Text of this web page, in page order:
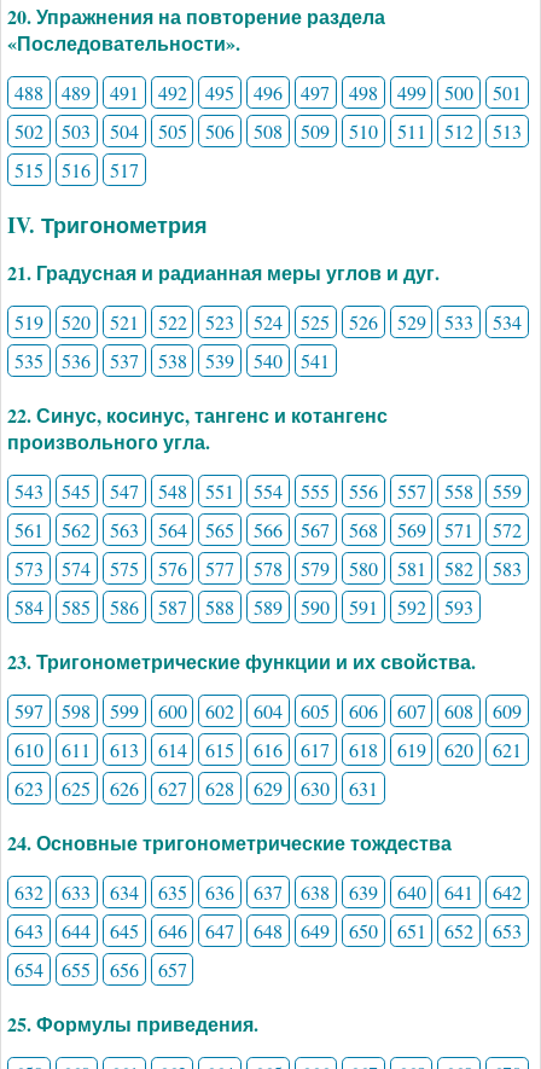
20. Упражнения на повторение раздела
«Последовательности».
488 489 491 492 495 496 497 498 499 500
501
502
503 504 505 506 508 509 510 511 512
513
515
516 517
IV. Тригонометрия
21. Градусная и радианная меры углов и дуг.
519 520 521 522 523 524 525 526 529 533
534
535
536 537 538 539 540 541
22. Синус, косинус, тангенс и котангенс
произвольного угла.
543 545 547 548 551 554 555 556 557 558
559
561
562 563 564 565 566 567 568 569 571
572
573
574 575 576 577 578 579 580 581 582
583
584
585 586 587 588 589 590 591 592 593
23. Тригонометрические функции и их свойства.
597 598 599 600 602 604 605 606 607 608
609
610
611 613 614 615 616 617 618 619 620
621
623
625 626 627 628 629 630 631
24. Основные тригонометрические тождества
632 633 634 635 636 637 638 639 640 641
642
643
644 645 646 647 648 649 650 651 652
653
654
655 656 657
25. Формулы приведения.